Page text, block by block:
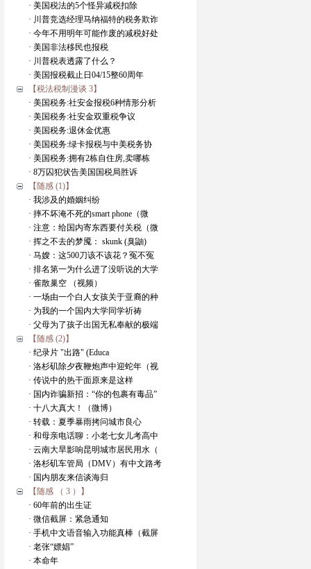
· 美国税法的5个怪异减税扣除
· 川普竞选经理马纳福特的税务欺诈
· 今年不用明年可能作废的减税好处
· 美国非法移民也报税
· 川普税表透露了什么？
· 美国报税截止日04/15整60周年
【税法税制漫谈 3】
· 美国税务:社安金报税6种情形分析
· 美国税务:社安金双重税争议
· 美国税务:退休金优惠
· 美国税务:绿卡报税与中美税务协
· 美国税务:拥有2栋自住房,卖哪栋
· 8万囚犯状告美国国税局胜诉
【随感 (1)】
· 我涉及的婚姻纠纷
· 摔不坏淹不死的smart phone（微
· 注意：给国内寄东西要付关税（微
· 挥之不去的梦魇： skunk (臭鼬)
· 马嫂：这500刀该不该花？冤不冤
· 排名第一为什么进了没听说的大学
· 雀散巢空 （视频）
· 一场由一个白人女孩关于亚裔的种
· 为我的一个国内大学同学祈祷
· 父母为了孩子出国无私奉献的极端
【随感 (2)】
· 纪录片 "出路" (Educa
· 洛杉矶除夕夜鞭炮声中迎蛇年（视
· 传说中的热干面原来是这样
· 国内诈骗新招：“你的包裹有毒品”
· 十八大真大！（微博）
· 转载：夏季暴雨拷问城市良心
· 和母亲电话聊：小老七女儿考高中
· 云南大旱影响昆明城市居民用水（
· 洛杉矶车管局（DMV）有中文路考
· 国内朋友来信谈海归
【随感 （ 3 ）】
· 60年前的出生证
· 微信截屏：紧急通知
· 手机中文语音输入功能真棒（截屏
· 老张“嫖娼”
· 本命年